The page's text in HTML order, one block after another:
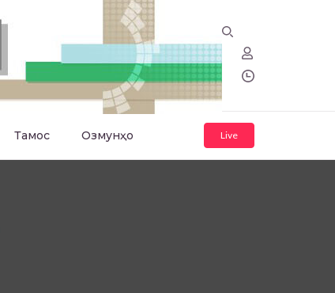
Тамос Озмунҳо Live